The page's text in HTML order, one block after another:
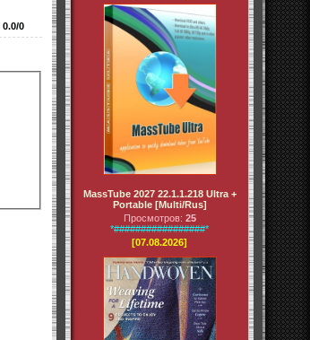
0.0/0
MassTube 2027 22.1.1.218 Ultra +
Portable [Multi/Rus]
Просмотров: 25
*#################*
[07.08.2026]